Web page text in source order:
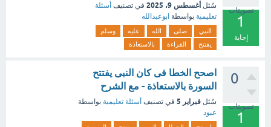
تصويتات
1
إجابة
سُئل أغسطس 9، 2025 في تصنيف أسئلة
تعليمية بواسطة ابوعبدالله
النبي صلى الله عليه
وسلم
يفتتح
القراءة بالاستعاذة
0
تصويتات
1
اصحح الخطا فى كان النبى يفتتح
السورة بالاستعاذة - مع الشرح
سُئل فبراير 5 في تصنيف أسئلة تعليمية بواسطة
عبود